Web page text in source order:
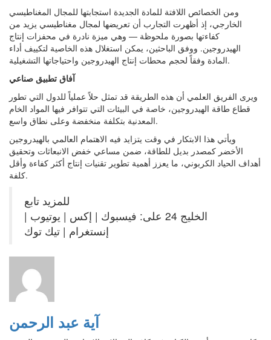
ومن الخصائص اللافتة للمادة الجديدة استجابتها للمجال المغناطيسي
الخارجي، إذ أظهرت التجارب أن تعريضها لمجال مغناطيسي يزيد من
كفاءتها بصورة ملحوظة — وهي ميزة نادرة في محفزات إنتاج
الهيدروجين. ووفق الباحثين، يمكن استغلال هذه الخاصية لتكييف أداء
المادة وفقاً لحجم محطات إنتاج الهيدروجين واحتياجاتها التشغيلية.
آفاق تطبيق صناعي
ويرى الفريق العلمي أن هذه الطريقة قد تمثل حلاً عملياً للدول التي تطور
قطاع طاقة الهيدروجين، خاصة في البيئات التي تتوافر فيها المواد الخام
المعدنية بتكلفة منخفضة وعلى نطاق واسع.
ويأتي هذا الابتكار في وقت يتزايد فيه الاهتمام العالمي بالهيدروجين
الأخضر كمصدر بديل للطاقة، ضمن مساعي خفض الانبعاثات وتحقيق
أهداف الحياد الكربوني، ما يعزز أهمية تطوير تقنيات إنتاج أكثر كفاءة وأقل
كلفة.
للمزيد تابع
الخليج 24 على: فيسبوك | إكس | يوتيوب |
إنستغرام | تيك توك
آية عبد الرحمن